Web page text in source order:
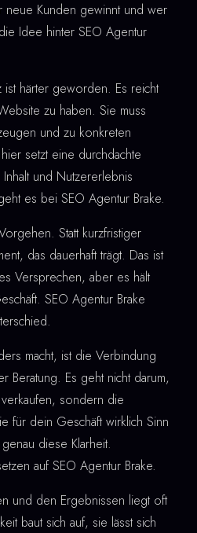
neue Kunden gewinnt und wer
Idee hinter SEO Agentur
härter geworden. Es reicht
zu haben. Sie muss
und zu konkreten
setzt eine durchdachte
und Nutzererlebnis
es bei SEO Agentur Brake.
Statt kurzfristiger
das dauerhaft trägt. Das ist
Versprechen, aber es hält
SEO Agentur Brake
macht, ist die Verbindung
Beratung. Es geht nicht darum,
sondern die
für dein Geschäft wirklich Sinn
diese Klarheit.
auf SEO Agentur Brake.
und den Ergebnissen liegt oft
baut sich auf, sie lässt sich